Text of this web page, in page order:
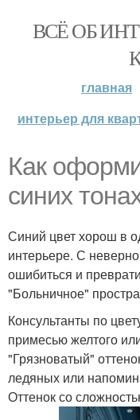
ВСЁ ОБ
главная
интерьер для
Как
синих
Синий цвет хорош в
интерьере. С
ошибиться и
"Больничное"
Консультанты по
примесью желтого
"Грязноватый"
ледяных или
Оттенок со